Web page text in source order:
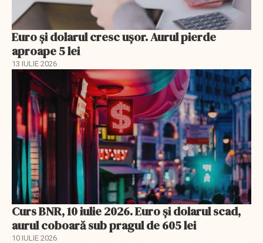
Euro și dolarul cresc ușor. Aurul pierde
aproape 5 lei
13 IULIE 2026
Curs BNR, 10 iulie 2026. Euro și dolarul scad,
aurul coboară sub pragul de 605 lei
10 IULIE 2026